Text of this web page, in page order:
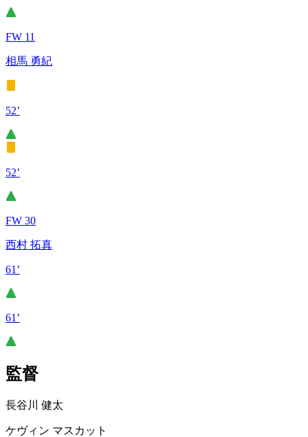
FW 11
相馬 勇紀
52’
52’
FW 30
西村 拓真
61’
61’
監督
長谷川 健太
ケヴィン マスカット